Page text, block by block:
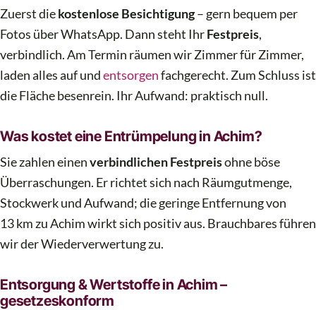
Zuerst diekostenlose Besichtigung– gern bequem per
Fotos über WhatsApp. Dann steht IhrFestpreis,
verbindlich. Am Termin räumen wir Zimmer für Zimmer,
laden alles auf undentsorgenfachgerecht. Zum Schluss ist
die Fläche besenrein. Ihr Aufwand: praktisch null.
Was kostet eine Entrümpelung in Achim?
Sie zahlen einenverbindlichen Festpreisohne böse
Überraschungen. Er richtet sich nach Räumgutmenge,
Stockwerk und Aufwand; die geringe Entfernung von
13 km zu Achim wirkt sich positiv aus. Brauchbares führen
wir der Wiederverwertung zu.
Entsorgung & Wertstoffe in Achim –
gesetzeskonform